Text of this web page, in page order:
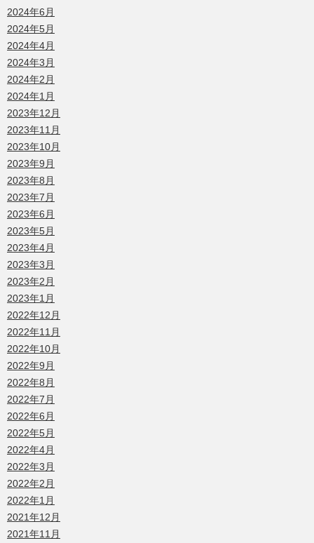
2024年6月
2024年5月
2024年4月
2024年3月
2024年2月
2024年1月
2023年12月
2023年11月
2023年10月
2023年9月
2023年8月
2023年7月
2023年6月
2023年5月
2023年4月
2023年3月
2023年2月
2023年1月
2022年12月
2022年11月
2022年10月
2022年9月
2022年8月
2022年7月
2022年6月
2022年5月
2022年4月
2022年3月
2022年2月
2022年1月
2021年12月
2021年11月